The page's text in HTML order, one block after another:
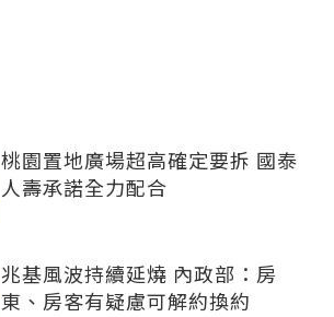
桃園置地廣場超高確定要拆 國泰
人壽承諾全力配合
兆基風波持續延燒 內政部：房
東、房客有疑慮可解約換約